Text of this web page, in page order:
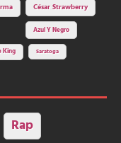
César Strawberry
Azul Y Negro
King Saratoga
Rap